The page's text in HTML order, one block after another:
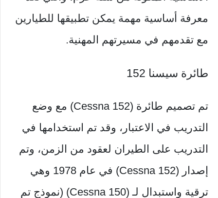
معرفة أساسية مهمة يمكن تطبيقها للطيارين
مع تقدمهم في مسيرتهم المهنية.
طائرة سيسنا 152
تم تصميم طائرة (Cessna 152) مع وضع
التدريب في الاعتبار، وقد تم استخدامها في
التدريب على الطيران لعقود من الزمن، وتم
إصدار (Cessna 152) في عام 1978 وهي
ترقية واستبدال لـ (Cessna 150) (نموذج تم